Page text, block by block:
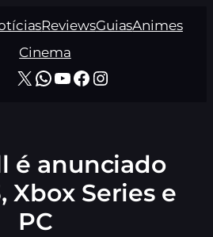
ReviewsGuiasAnimes
Cinema
X WhatsApp
Youtube
Facebook
Instagram
é anunciado
Xbox Series e
PC